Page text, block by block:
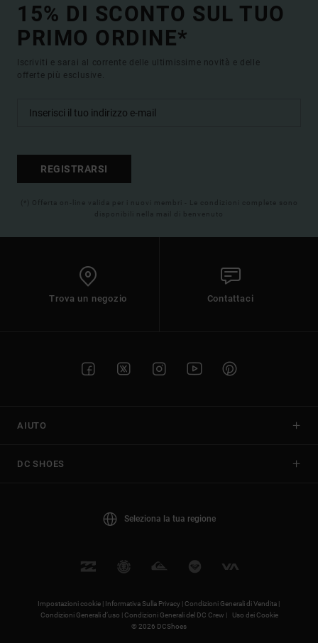
15% DI SCONTO SUL TUO
PRIMO ORDINE*
Iscriviti e sarai al corrente delle ultimissime novità e delle
offerte più esclusive.
REGISTRARSI
(*) Offerta on-line valida per i nuovi membri - Le condizioni complete sono
disponibili nella mail di benvenuto
Trova un negozio Contattaci
AIUTO
DC SHOES
Seleziona la tua regione
Impostazioni cookie | Informativa Sulla Privacy |Condizioni Generali di Vendita |
Condizioni Generali d’uso |Condizioni Generali del DC Crew |
Uso dei Cookie
© 2026 DCShoes